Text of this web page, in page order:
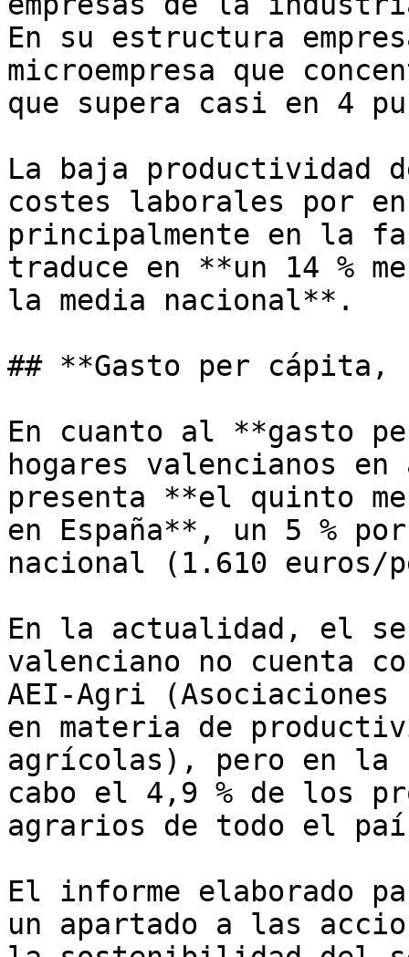
En su estructura
microempresa que
que supera casi en 4
La baja productividad
costes laborales por
principalmente en la
traduce en **un 14 %
la media nacional**.
## **Gasto per
En cuanto al **gasto
hogares valencianos
presenta **el quinto
en España**, un 5 %
nacional (1.610 euros/
En la actualidad, el
valenciano no cuenta
AEI-Agri (Asociaciones
en materia de
agrícolas), pero en la
cabo el 4,9 % de los
agrarios de todo el
El informe elaborado
un apartado a las